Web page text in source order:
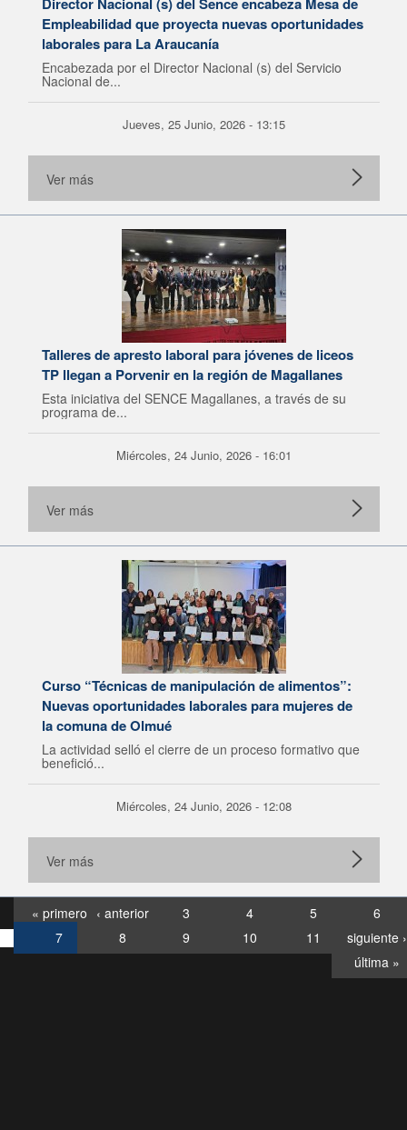
Empleabilidad que proyecta nuevas oportunidades
laborales para La Araucanía
Encabezada por el Director Nacional (s) del Servicio
Nacional de...
Jueves, 25 Junio, 2026 - 13:15
Ver más
Talleres de apresto laboral para jóvenes de liceos
TP llegan a Porvenir en la región de Magallanes
Esta iniciativa del SENCE Magallanes, a través de su
programa de...
Miércoles, 24 Junio, 2026 - 16:01
Ver más
Curso “Técnicas de manipulación de alimentos”:
Nuevas oportunidades laborales para mujeres de
la comuna de Olmué
La actividad selló el cierre de un proceso formativo que
benefició...
Miércoles, 24 Junio, 2026 - 12:08
Ver más
« primero ‹ anterior 3 4 5
6
7
8 9 10 11
siguiente ›
última »